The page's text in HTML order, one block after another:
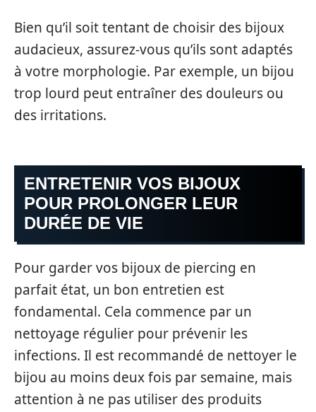
Bien qu’il soit tentant de choisir des bijoux
audacieux, assurez-vous qu’ils sont adaptés
à votre morphologie. Par exemple, un bijou
trop lourd peut entraîner des douleurs ou
des irritations.
ENTRETENIR VOS BIJOUX
POUR PROLONGER LEUR
DURÉE DE VIE
Pour garder vos bijoux de piercing en
parfait état, un bon entretien est
fondamental. Cela commence par un
nettoyage régulier pour prévenir les
infections. Il est recommandé de nettoyer le
bijou au moins deux fois par semaine, mais
attention à ne pas utiliser des produits